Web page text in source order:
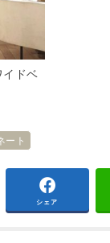
イドベ
ート
シェア